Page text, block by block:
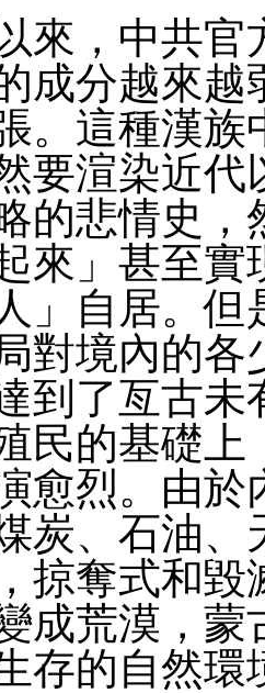
來，中共官
成分越來越
。這種漢族
要渲染近代
的悲情史，
來」甚至實
」自居。但
對境內的各
到了亙古未
民的基礎上
愈烈。由於
炭、石油、
掠奪式和毀
成荒漠，蒙
存的自然環